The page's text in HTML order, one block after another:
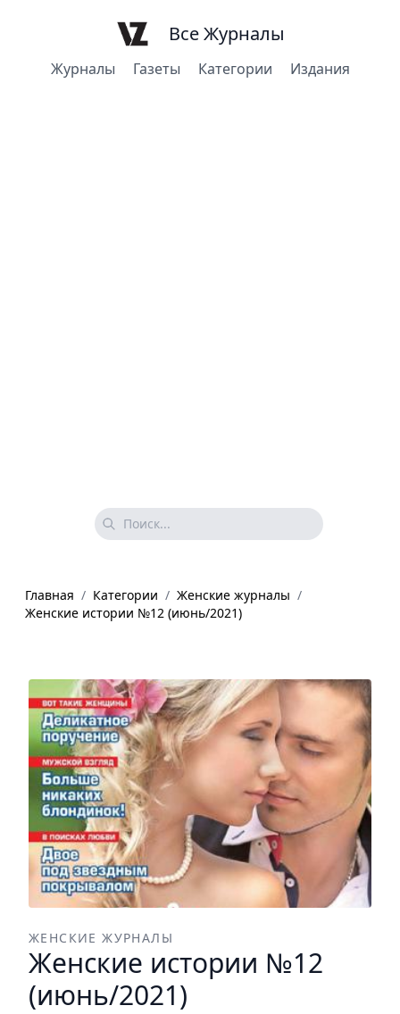
Журналы Газеты Категории Издания
Все Журналы
Главная / Категории / Женские журналы /
Женские истории №12 (июнь/2021)
ЖЕНСКИЕ ЖУРНАЛЫ
Женские истории №12
(июнь/2021)